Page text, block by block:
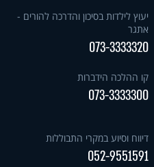
יעוץ לילדות בסיכון והדרכה להורים -
אתגר
073-3333320
קו ההלכה הידברות
073-3333300
דיווח וסיוע במקרי התבוללות
052-9551591